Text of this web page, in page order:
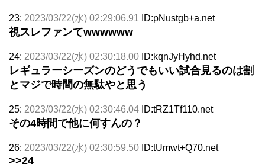
23: 2023/03/22(水) 02:29:06.91 ID:pNustgb+a.net
視スレファンてwwwwww
24: 2023/03/22(水) 02:30:18.00 ID:kqnJyHyhd.net
レギュラーシーズンのどうでもいい試合見るのは割
とマジで時間の無駄やと思う
25: 2023/03/22(水) 02:30:46.04 ID:tRZ1Tf110.net
その4時間で他に何すんの？
26: 2023/03/22(水) 02:30:59.50 ID:tUmwt+Q70.net
>>24